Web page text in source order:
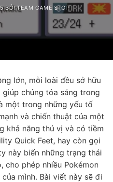
BỞITEAM GAME STOP
lớn, mỗi loài đều sở hữu
chúng tỏa sáng trong
một trong những yếu tố
và chiến thuật của một
khả năng thú vị và có tiềm
Quick Feet, hay còn gọi
này biến những trạng thái
cho phép nhiều Pokémon
mình. Bài viết này sẽ đi